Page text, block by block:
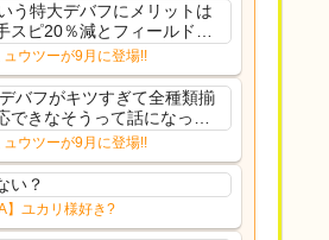
う特大デバフにメリットは
スピ20％減とフィールド効
リーノーマルとか引いたら
も作れないし終わり控えめ
ュウツーが9月に登場!!
バフがキツすぎて全種類揃
できなそうって話になって
ュウツーが9月に登場!!
い？
】ユカリ様好き?